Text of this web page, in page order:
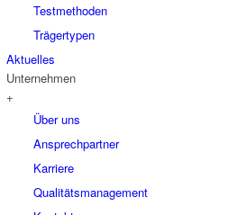
Testmethoden
Trägertypen
Aktuelles
Unternehmen
+
Über uns
Ansprechpartner
Karriere
Qualitätsmanagement